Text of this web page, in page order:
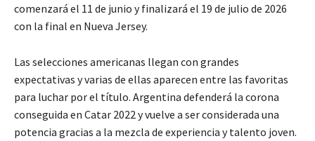
comenzará el 11 de junio y finalizará el 19 de julio de 2026
con la final en Nueva Jersey.
Las selecciones americanas llegan con grandes
expectativas y varias de ellas aparecen entre las favoritas
para luchar por el título. Argentina defenderá la corona
conseguida en Catar 2022 y vuelve a ser considerada una
potencia gracias a la mezcla de experiencia y talento joven.